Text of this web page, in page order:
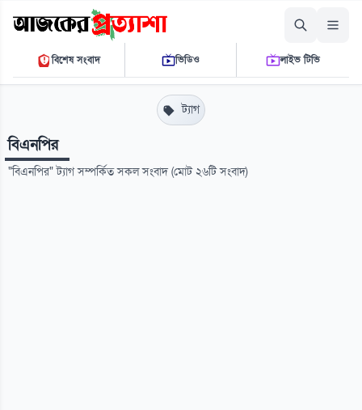
রোববার, ০৯ আগস্ট ২০২৬
০৯:৫৪:১৮ পি.এম.THE DAILY AJKER PROTTASHA
বিশেষ সংবাদ ভিডিও লাইভ টিভি
ট্যাগ
বিএনপির
"বিএনপির" ট্যাগ সম্পর্কিত সকল সংবাদ (মোট ২৬টি সংবাদ)